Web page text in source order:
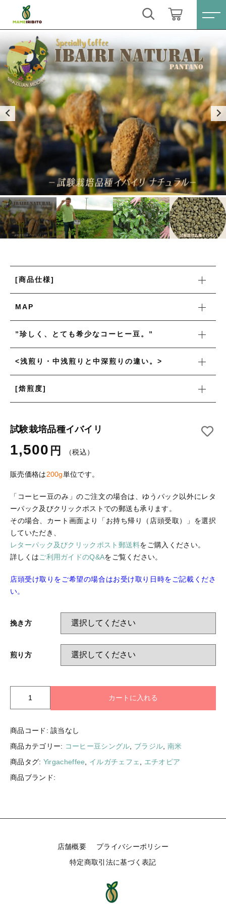
[商品仕様]
MAP
”珍しく、とても希少なコーヒー豆。”
<浅煎り・中浅煎りと中深煎りの違い。>
[焙煎度]
試験栽培品種イバイリ
1,500 円 （税込）
販売価格は200g単位です。
「コーヒー豆のみ」のご注文の場合は、ゆうパック以外にレタ
ーパック及びクリックポストでの郵送も承ります。
その場合、カート画面より「お持ち帰り（店頭受取）」を選択
していただき、
レターパック及びクリックポスト郵送料をご購入ください。
詳しくはご利用ガイドのQ&Aをご覧ください。
店頭受け取りをご希望の場合はお受け取り日時をご記載くださ
い。
挽き方
煎り方
培
種
イ
イ
カートに入れる
商品コード:該当なし
商品カテゴリー: コーヒー豆シングル, ブラジル, 南米
商品タグ: Yirgacheffee, イルガチェフェ, エチオピア
商品ブランド:
店舗概要
プライバシーポリシー
特定商取引法に基づく表記
カートに商品を追加しました
試験栽培品種イバイリ
挽き方
煎り方
数量
（税込）
ショッピングを続ける
カートを確認する
ログイン / 会員登録
お気に入り
すべての商品
Sale(セール)
おススメ商品
コーヒー豆シングル
ブレンドコーヒー
月別商品ラインナップ
新着商品
当店について
ブログ
ご利用ガイド
すべて
Sale(セール)
おススメ商品
コーヒー豆シングル
ブレンドコーヒー
月別商品ラインナップ
コーヒー器具
その他
キーワード検索
こだわり検索
親カテゴリ
子カテゴリ
価格帯
～